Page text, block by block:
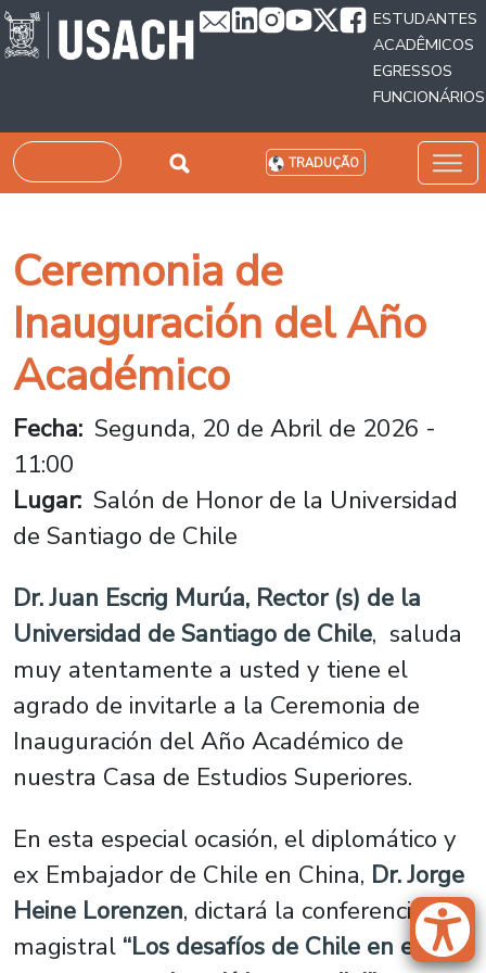
Passar para o conteúdo principal
ESTUDANTES
ACADÊMICOS
EGRESSOS
FUNCIONÁRIOS
Pesquisar TRADUÇÃO
Ceremonia de
Inauguración del Año
Académico
Fecha Segunda, 20 de Abril de 2026 -
11:00
Lugar Salón de Honor de la Universidad
de Santiago de Chile
Dr. Juan Escrig Murúa, Rector (s) de la
Universidad de Santiago de Chile, saluda
muy atentamente a usted y tiene el
agrado de invitarle a la Ceremonia de
Inauguración del Año Académico de
nuestra Casa de Estudios Superiores.
En esta especial ocasión, el diplomático y
ex Embajador de Chile en China, Dr. Jorge
Heine Lorenzen, dictará la conferencia
magistral “Los desafíos de Chile en el